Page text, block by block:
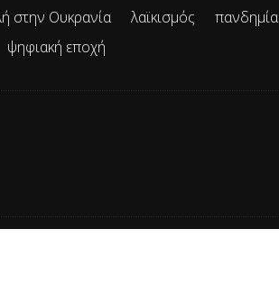
στην Ουκρανία λαϊκισμός πανδημία
ψηφιακή εποχή